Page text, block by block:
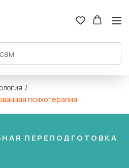
/
психотерапия
ПЕРЕПОДГОТОВКА